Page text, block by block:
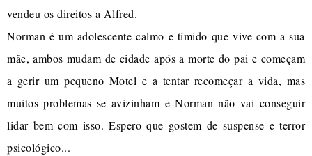
vendeu os direitos a Alfred.
Norman é um adolescente calmo e tímido que vive com a sua
mãe, ambos mudam de cidade após a morte do pai e começam
a gerir um pequeno Motel e a tentar recomeçar a vida, mas
muitos problemas se avizinham e Norman não vai conseguir
lidar bem com isso. Espero que gostem de suspense e terror
psicológico...